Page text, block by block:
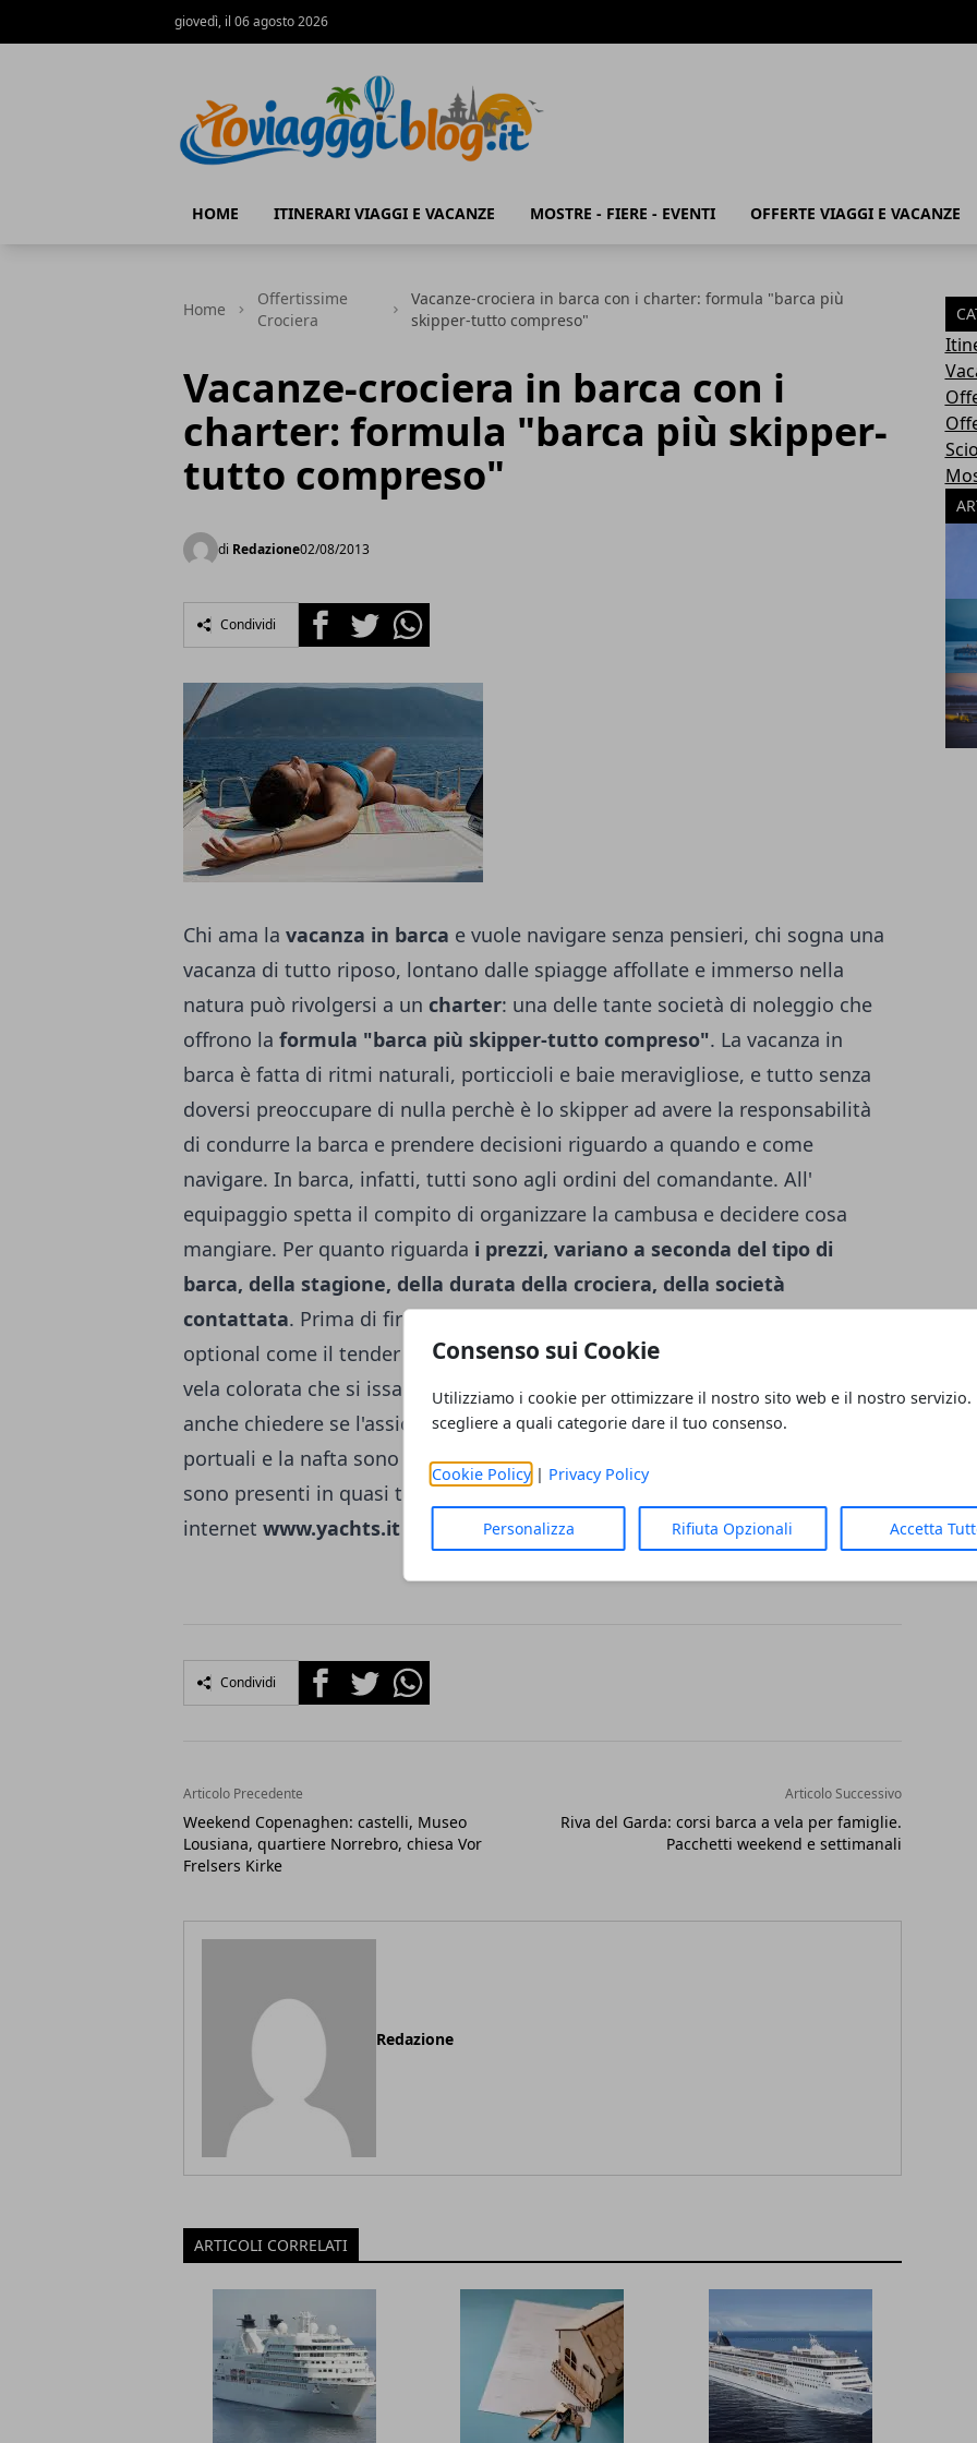
Consenso sui Cookie
Utilizziamo i cookie per ottimizzare il nostro sito web e il nostro servizio.
scegliere a quali categorie dare il tuo consenso.
Cookie Policy| Privacy Policy
Personalizza Rifiuta Opzionali Accetta
giovedì, il 06 agosto 2026
HOME ITINERARI VIAGGI E VACANZE MOSTRE - FIERE - EVENTI OFFERTE VIAGGI E VACANZE
Home
Offertissime
Crociera
Vacanze-crociera in barca con i charter: formula "barca più
skipper-tutto compreso"
Vacanze-crociera in barca con i
charter: formula "barca più skipper-
tutto compreso"
di Redazione02/08/2013
Condividi FacebookTwitterWhatsapp
Chi ama la vacanza in barca e vuole navigare senza pensieri, chi sogna una
vacanza di tutto riposo, lontano dalle spiagge affollate e immerso nella
natura può rivolgersi a un charter: una delle tante società di noleggio che
offrono la formula "barca più skipper-tutto compreso". La vacanza in
barca è fatta di ritmi naturali, porticcioli e baie meravigliose, e tutto senza
doversi preoccupare di nulla perchè è lo skipper ad avere la responsabilità
di condurre la barca e prendere decisioni riguardo a quando e come
navigare. In barca, infatti, tutti sono agli ordini del comandante. All'
equipaggio spetta il compito di organizzare la cambusa e decidere cosa
mangiare. Per quanto riguarda i prezzi, variano a seconda del tipo di
barca, della stagione, della durata della crociera, della società
contattata. Prima di firmare è importante leggere tutte le clausole: alcuni
optional come il tender (il gommone a motore) e lo spinnaker (la grande
vela colorata che si issa con l'andatura di poppa) si pagano a parte. E' bene
anche chiedere se l'assicurazione è compresa e se la cambusa, le tasse
portuali e la nafta sono incluse nel pacchetto viaggio. Le società di charter
sono presenti in quasi tutti i porti turistici. I recapiti si trovano sul sito
internet www.yachts.it
Condividi FacebookTwitterWhatsapp
Articolo Precedente
Weekend Copenaghen: castelli, Museo
Lousiana, quartiere Norrebro, chiesa Vor
Frelsers Kirke
Articolo Successivo
Riva del Garda: corsi barca a vela per famiglie.
Pacchetti weekend e settimanali
Redazione
ARTICOLI CORRELATI